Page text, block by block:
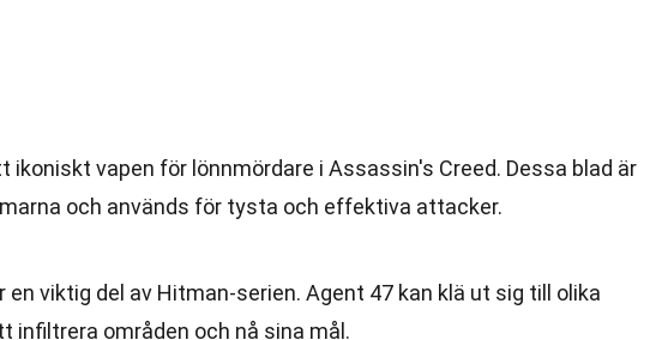
ikoniskt vapen för lönnmördare i Assassin's Creed. Dessa blad är
och används för tysta och effektiva attacker.
en viktig del av Hitman-serien. Agent 47 kan klä ut sig till olika
infiltrera områden och nå sina mål.